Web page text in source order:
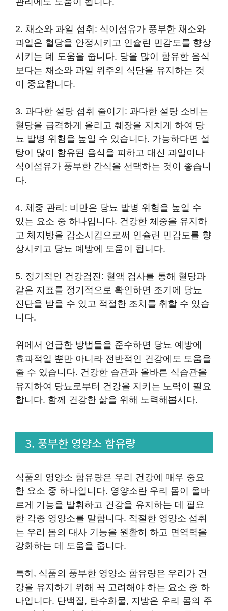
2. 채소와 과일 섭취: 식이섬유가 풍부한 채소와
과일은 혈당을 안정시키고 인슐린 민감도를 향상
시키는 데 도움을 줍니다. 당을 많이 함유한 음식
보다는 채소와 과일 위주의 식단을 유지하는 것
이 중요합니다.
3. 과다한 설탕 섭취 줄이기: 과다한 설탕 소비는
혈당을 급격하게 올리고 췌장을 지치게 하여 당
뇨 발병 위험을 높일 수 있습니다. 가능하다면 설
탕이 많이 함유된 음식을 피하고 대신 과일이나
식이섬유가 풍부한 간식을 선택하는 것이 좋습니
다.
4. 체중 관리: 비만은 당뇨 발병 위험을 높일 수
있는 요소 중 하나입니다. 건강한 체중을 유지하
고 체지방을 감소시킴으로써 인슐린 민감도를 향
상시키고 당뇨 예방에 도움이 됩니다.
5. 정기적인 건강검진: 혈액 검사를 통해 혈당과
같은 지표를 정기적으로 확인하면 조기에 당뇨
진단을 받을 수 있고 적절한 조치를 취할 수 있습
니다.
위에서 언급한 방법들을 준수하면 당뇨 예방에
효과적일 뿐만 아니라 전반적인 건강에도 도움을
줄 수 있습니다. 건강한 습관과 올바른 식습관을
유지하여 당뇨로부터 건강을 지키는 노력이 필요
합니다. 함께 건강한 삶을 위해 노력해봅시다.
3. 풍부한 영양소 함유량
식품의 영양소 함유량은 우리 건강에 매우 중요
한 요소 중 하나입니다. 영양소란 우리 몸이 올바
르게 기능을 발휘하고 건강을 유지하는 데 필요
한 각종 영양소를 말합니다. 적절한 영양소 섭취
는 우리 몸의 대사 기능을 원활히 하고 면역력을
강화하는 데 도움을 줍니다.
특히, 식품의 풍부한 영양소 함유량은 우리가 건
강을 유지하기 위해 꼭 고려해야 하는 요소 중 하
나입니다. 단백질, 탄수화물, 지방은 우리 몸의 주